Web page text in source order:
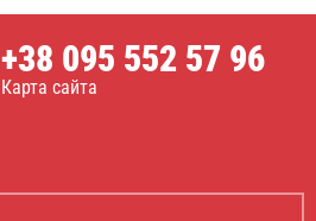
+38 095 552 57 96
Карта сайта